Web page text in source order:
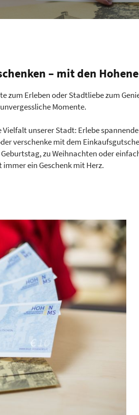
– mit den
zum Erleben oder Stadtliebe zum
Momente.
Vielfalt unserer Stadt: Erlebe
verschenke mit dem
zu Weihnachten oder
immer ein Geschenk mit Herz.